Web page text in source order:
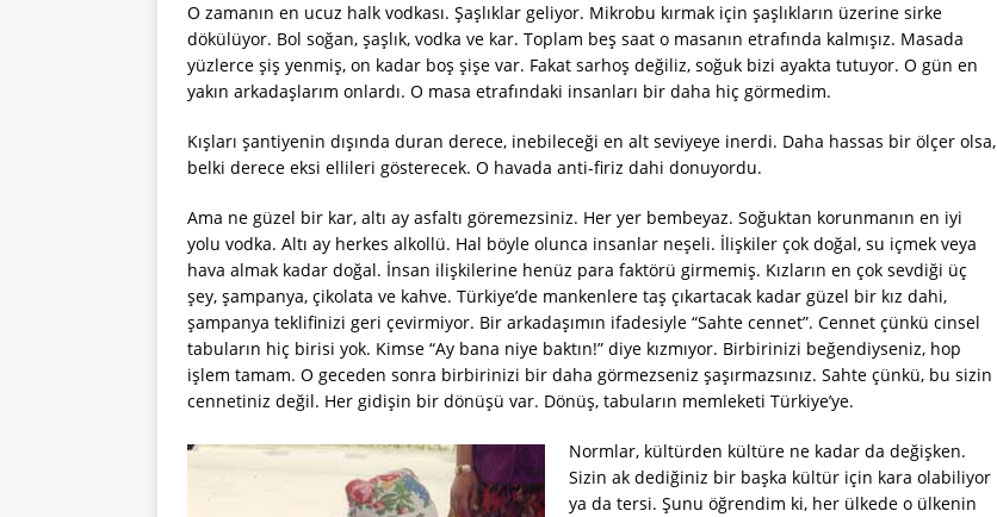
O zamanın en ucuz halk vodkası. Şaşlıklar geliyor. Mikrobu kırmak için şaşlıkların üzerine sirke
dökülüyor. Bol soğan, şaşlık, vodka ve kar. Toplam beş saat o masanın etrafında kalmışız. Masada
yüzlerce şiş yenmiş, on kadar boş şişe var. Fakat sarhoş değiliz, soğuk bizi ayakta tutuyor. O gün en
yakın arkadaşlarım onlardı. O masa etrafındaki insanları bir daha hiç görmedim.
Kışları şantiyenin dışında duran derece, inebileceği en alt seviyeye inerdi. Daha hassas bir ölçer olsa,
belki derece eksi ellileri gösterecek. O havada anti-firiz dahi donuyordu.
Ama ne güzel bir kar, altı ay asfaltı göremezsiniz. Her yer bembeyaz. Soğuktan korunmanın en iyi
yolu vodka. Altı ay herkes alkollü. Hal böyle olunca insanlar neşeli. İlişkiler çok doğal, su içmek veya
hava almak kadar doğal. İnsan ilişkilerine henüz para faktörü girmemiş. Kızların en çok sevdiği üç
şey, şampanya, çikolata ve kahve. Türkiye’de mankenlere taş çıkartacak kadar güzel bir kız dahi,
şampanya teklifinizi geri çevirmiyor. Bir arkadaşımın ifadesiyle “Sahte cennet”. Cennet çünkü cinsel
tabuların hiç birisi yok. Kimse “Ay bana niye baktın!” diye kızmıyor. Birbirinizi beğendiyseniz, hop
işlem tamam. O geceden sonra birbirinizi bir daha görmezseniz şaşırmazsınız. Sahte çünkü, bu sizin
cennetiniz değil. Her gidişin bir dönüşü var. Dönüş, tabuların memleketi Türkiye’ye.
Normlar, kültürden kültüre ne kadar da değişken.
Sizin ak dediğiniz bir başka kültür için kara olabiliyor
ya da tersi. Şunu öğrendim ki, her ülkede o ülkenin